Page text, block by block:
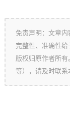
免责声明：文章内
完整性、准确性
版权归原作者所
等），请及时联系